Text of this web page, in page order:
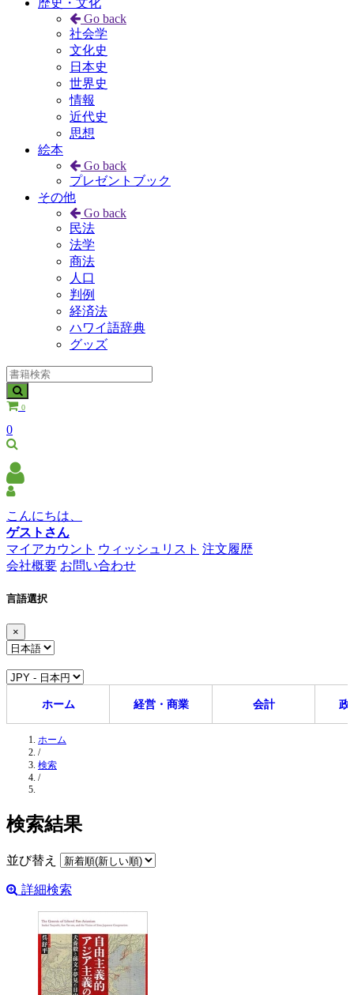
歴史・文化
Go back
社会学
文化史
日本史
世界史
情報
近代史
思想
絵本
Go back
プレゼントブック
その他
Go back
民法
法学
商法
人口
判例
経済法
ハワイ語辞典
グッズ
0
0
こんにちは、
ゲストさん
マイアカウント ウィッシュリスト 注文履歴
会社概要 お問い合わせ
言語選択
×
ホーム 経営・商業 会計 政
ホーム
/
検索
/
検索結果
並び替え
詳細検索